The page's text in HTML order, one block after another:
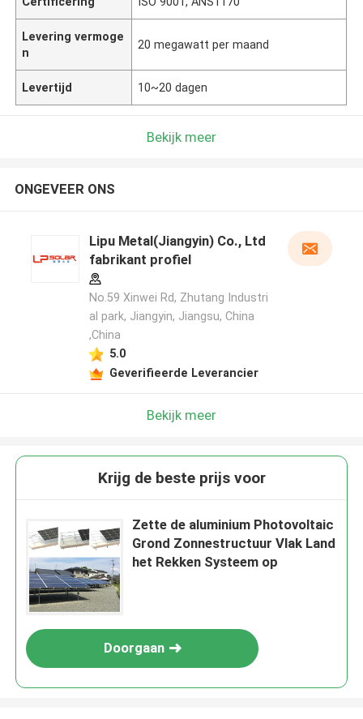
Levering vermoge
n
20 megawatt per maand
Levertijd 10~20 dagen
Bekijk meer
ONGEVEER ONS
Lipu Metal(Jiangyin) Co., Ltd
fabrikant profiel
No.59 Xinwei Rd, Zhutang Industri
al park, Jiangyin, Jiangsu, China
,China
5.0
Geverifieerde Leverancier
Bekijk meer
Krijg de beste prijs voor
Zette de aluminium Photovoltaic
Grond Zonnestructuur Vlak Land
het Rekken Systeem op
Doorgaan